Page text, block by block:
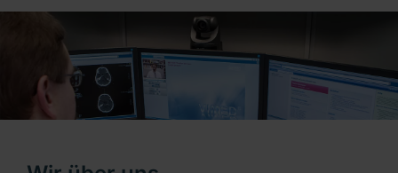
UNSERE PFLEGESCHULE
Ein Unternehmen der RHÖN-KLINIKUM AG
Wir über uns
Leistungsspektrum
Technische Ausstattung
Unsere Kontakte